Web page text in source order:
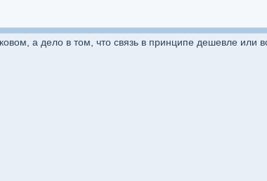
а дело в том, что связь в принципе дешевле